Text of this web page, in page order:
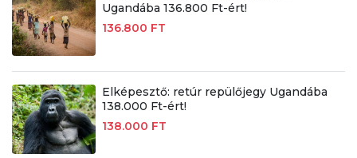
Ugandába 136.800 Ft-ért!
136.800 FT
Elképesztő: retúr repülőjegy Ugandába
138.000 Ft-ért!
138.000 FT